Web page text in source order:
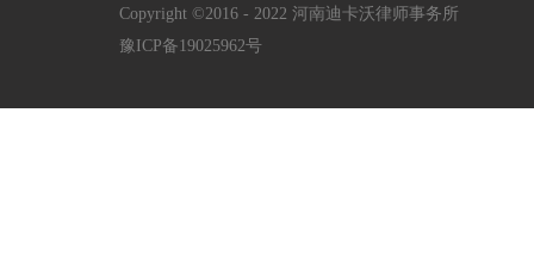
Copyright ©2016 - 2022 河南迪卡沃律师事务所
豫ICP备19025962号